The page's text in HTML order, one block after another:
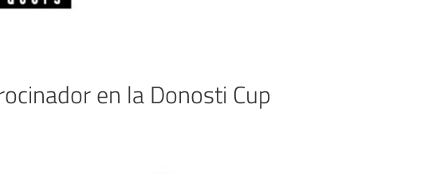
en la Donosti Cup